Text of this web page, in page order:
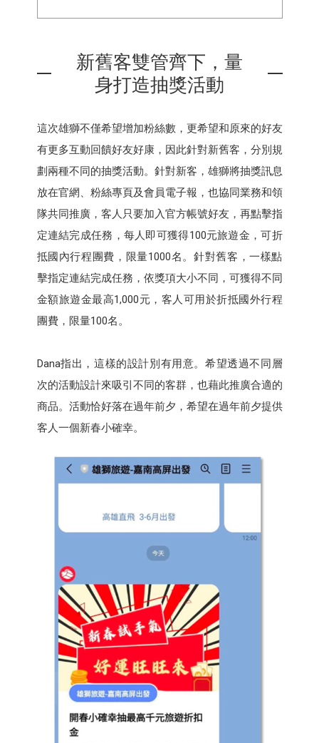
新舊客雙管齊下，量
身打造抽獎活動
這次雄獅不僅希望增加粉絲數，更希望和原來的好友
有更多互動回饋好友好康，因此針對新舊客，分別規
劃兩種不同的抽獎活動。針對新客，雄獅將抽獎訊息
放在官網、粉絲專頁及會員電子報，也協同業務和領
隊共同推廣，客人只要加入官方帳號好友，再點擊指
定連結完成任務，每人即可獲得100元旅遊金，可折
抵國內行程團費，限量1000名。針對舊客，一樣點
擊指定連結完成任務，依獎項大小不同，可獲得不同
金額旅遊金最高1,000元，客人可用於折抵國外行程
團費，限量100名。
Dana指出，這樣的設計別有用意。希望透過不同層
次的活動設計來吸引不同的客群，也藉此推廣合適的
商品。活動恰好落在過年前夕，希望在過年前夕提供
客人一個新春小確幸。